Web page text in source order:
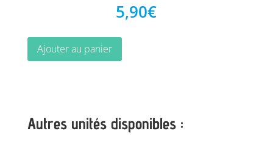
5,90€
Ajouter au panier
Autres unités disponibles :